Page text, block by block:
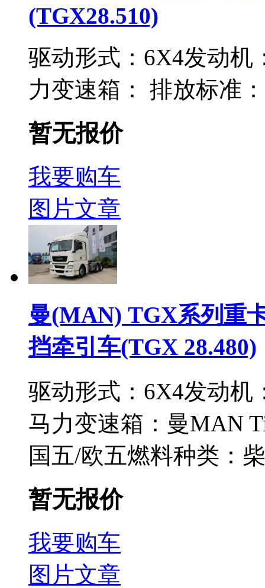
(TGX28.510)
驱动形式： 6X4发动机
力变速箱： 排放标准：
暂无报价
我要购车
图片文章
曼(MAN) TGX系列重
挡牵引车(TGX 28.480)
驱动形式： 6X4发动机
马力变速箱： 曼MAN
国五/欧五燃料种类：
暂无报价
我要购车
图片文章